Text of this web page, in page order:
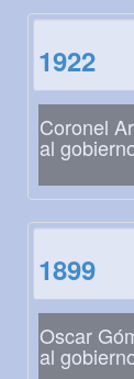
1922
Coronel
al
1899
Oscar
al